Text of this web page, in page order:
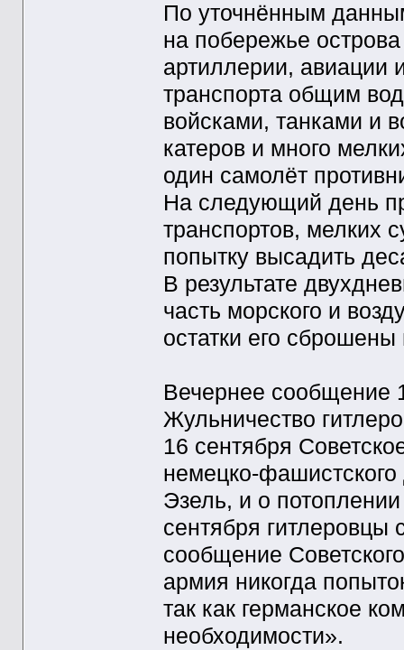
По уточнённым
на побережье
артиллерии, авиации
транспорта общим
войсками, танками и
катеров и много
один самолёт
На следующий день
транспортов, мелких
попытку высадить
В результате
часть морского и
остатки его
Вечернее сообщение
Жульничество
16 сентября
немецко-фашистского
Эзель, и о
сентября гитлеровцы
сообщение
армия никогда
так как германское
необходимости».